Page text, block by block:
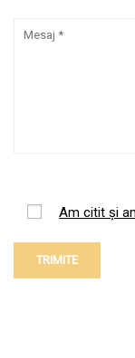
Am citit și